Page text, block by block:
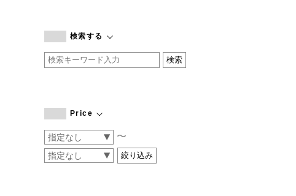
by basics
CATWORTH
COGTHEBIGSMOKE
CONVERSE
DEAN & DELUCA
検索する
Price
〜